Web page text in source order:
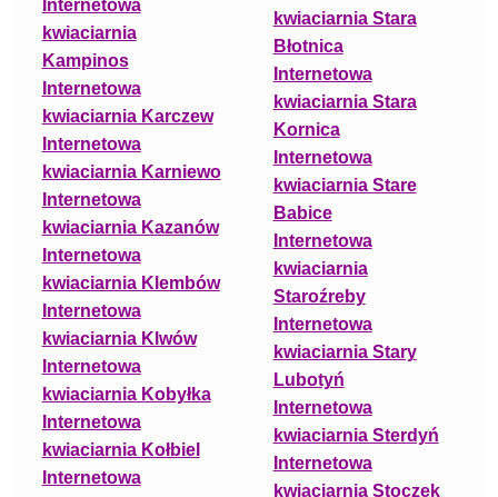
Internetowa
kwiaciarnia
Kampinos
Internetowa
kwiaciarnia Karczew
Internetowa
kwiaciarnia Karniewo
Internetowa
kwiaciarnia Kazanów
Internetowa
kwiaciarnia Klembów
Internetowa
kwiaciarnia Klwów
Internetowa
kwiaciarnia Kobyłka
Internetowa
kwiaciarnia Kołbiel
Internetowa
kwiaciarnia Stara
Błotnica
Internetowa
kwiaciarnia Stara
Kornica
Internetowa
kwiaciarnia Stare
Babice
Internetowa
kwiaciarnia
Staroźreby
Internetowa
kwiaciarnia Stary
Lubotyń
Internetowa
kwiaciarnia Sterdyń
Internetowa
kwiaciarnia Stoczek